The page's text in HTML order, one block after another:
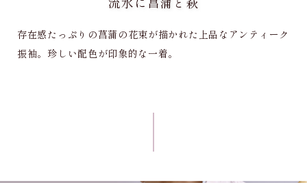
存在感たっぷりの菖蒲の花束が描かれた上品なアンティーク
振袖。珍しい配色が印象的な一着。